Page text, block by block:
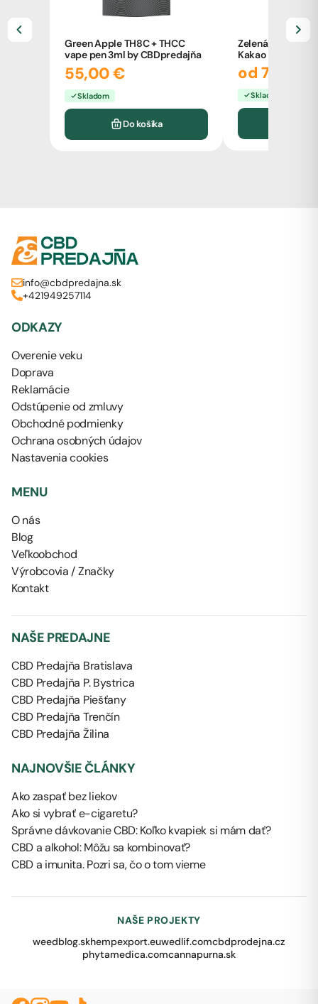
Green Apple TH8C + THCC
vape pen 3ml by CBDpredajňa
55,00 €
Skladom
Do košíka
Zelená Země
Kakao Banán
od 7,50 €
Skladom
info@cbdpredajna.sk
+421949257114
ODKAZY
Overenie veku
Doprava
Reklamácie
Odstúpenie od zmluvy
Obchodné podmienky
Ochrana osobných údajov
Nastavenia cookies
MENU
O nás
Blog
Veľkoobchod
Výrobcovia / Značky
Kontakt
NAŠE PREDAJNE
CBD Predajňa Bratislava
CBD Predajňa P. Bystrica
CBD Predajňa Piešťany
CBD Predajňa Trenčín
CBD Predajňa Žilina
NAJNOVŠIE ČLÁNKY
Ako zaspať bez liekov
Ako si vybrať e-cigaretu?
Správne dávkovanie CBD: Koľko kvapiek si mám dať?
CBD a alkohol: Môžu sa kombinovať?
CBD a imunita. Pozri sa, čo o tom vieme
NAŠE PROJEKTY
weedblog.skhempexport.euwedlif.comcbdprodejna.cz
phytamedica.comcannapurna.sk